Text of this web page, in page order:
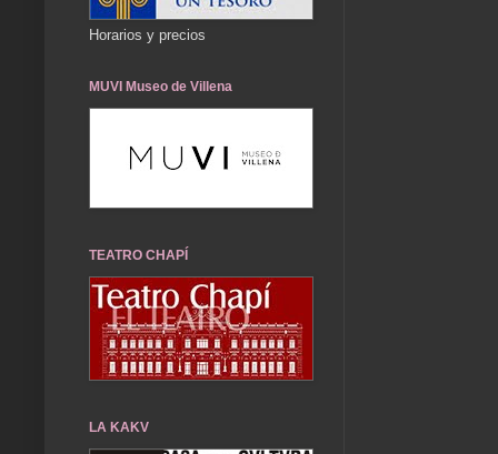
Horarios y precios
MUVI Museo de Villena
TEATRO CHAPÍ
LA KAKV